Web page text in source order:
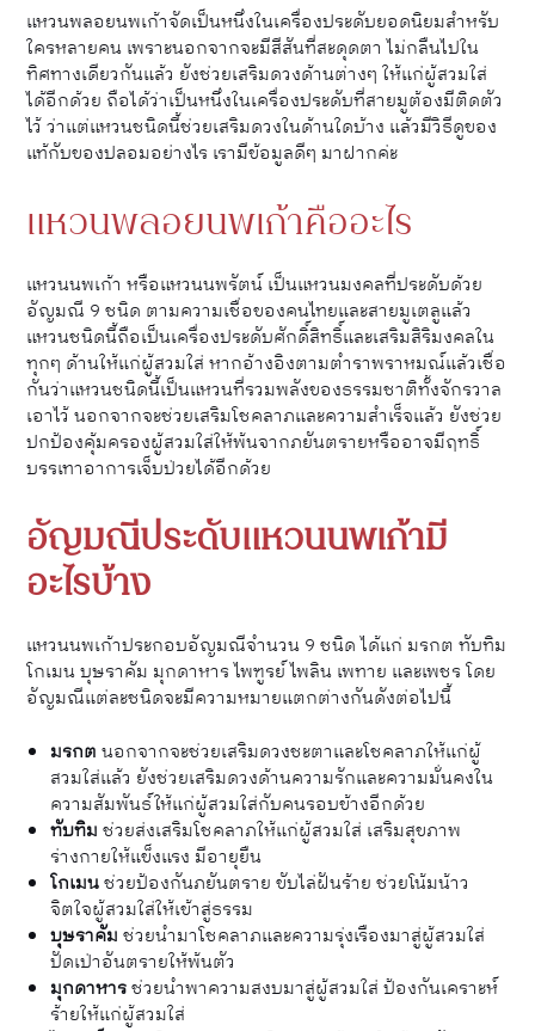
แหวนพลอยนพเก้าจัดเป็นหนึ่งในเครื่องประดับยอดนิยมสำหรับ
ใครหลายคน เพราะนอกจากจะมีสีสันที่สะดุดตา ไม่กลืนไปใน
ทิศทางเดียวกันแล้ว ยังช่วยเสริมดวงด้านต่างๆ ให้แก่ผู้สวมใส่
ได้อีกด้วย ถือได้ว่าเป็นหนึ่งในเครื่องประดับที่สายมูต้องมีติดตัว
ไว้ ว่าแต่แหวนชนิดนี้ช่วยเสริมดวงในด้านใดบ้าง แล้วมีวิธีดูของ
แท้กับของปลอมอย่างไร เรามีข้อมูลดีๆ มาฝากค่ะ
แหวนพลอยนพเก้าคืออะไร
แหวนนพเก้า หรือแหวนนพรัตน์ เป็นแหวนมงคลที่ประดับด้วย
อัญมณี 9 ชนิด ตามความเชื่อของคนไทยและสายมูเตลูแล้ว
แหวนชนิดนี้ถือเป็นเครื่องประดับศักดิ์สิทธิ์และเสริมสิริมงคลใน
ทุกๆ ด้านให้แก่ผู้สวมใส่ หากอ้างอิงตามตำราพราหมณ์แล้วเชื่อ
กันว่าแหวนชนิดนี้เป็นแหวนที่รวมพลังของธรรมชาติทั้งจักรวาล
เอาไว้ นอกจากจะช่วยเสริมโชคลาภและความสำเร็จแล้ว ยังช่วย
ปกป้องคุ้มครองผู้สวมใส่​ให้พ้นจากภยันตรายหรืออาจมีฤทธิ์
บรรเทาอาการเจ็บป่วยได้อีกด้วย
อัญมณีประดับแหวนนพเก้ามี
อะไรบ้าง
แหวนนพเก้าประกอบอัญมณีจำนวน 9 ชนิด ได้แก่ มรกต ทับทิม
โกเมน บุษราคัม มุกดาหาร ไพฑูรย์ ไพลิน เพทาย และเพชร โดย
อัญมณีแต่ละชนิดจะมีความหมายแตกต่างกันดังต่อไปนี้
มรกตนอกจากจะช่วยเสริมดวงชะตาและโชคลาภให้แก่ผู้
สวมใส่แล้ว ยังช่วยเสริมดวงด้านความรักและความมั่นคงใน
ความสัมพันธ์ให้แก่ผู้สวมใส่กับคนรอบข้างอีกด้วย
ทับทิม ช่วยส่งเสริมโชคลาภให้แก่ผู้สวมใส่ เสริมสุขภาพ
ร่างกายให้แข็งแรง มีอายุยืน
โกเมนช่วยป้องกันภยันตราย ขับไล่ฝันร้าย ช่วยโน้มน้าว
จิตใจผู้สวมใส่ให้เข้าสู่ธรรม
บุษราคัม ช่วยนำมาโชคลาภและความรุ่งเรืองมาสู่ผู้สวมใส่
ปัดเป่าอันตรายให้พ้นตัว
มุกดาหารช่วยนำพาความสงบมาสู่ผู้สวมใส่ ป้องกันเคราะห์
ร้ายให้แก่ผู้สวมใส่